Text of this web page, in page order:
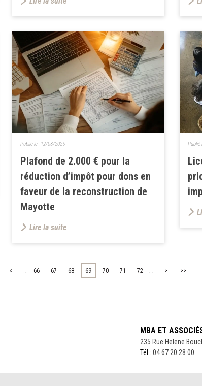
Plafond de 2.000 € pour la
réduction d’impôt pour dons en
faveur de la reconstruction de
Mayotte
Publié le : 12/03/2025
Lire la suite
Publié
< ... 66 67 68 69 70 71 72 ... > >>
MBA ET
235 Rue Helene
Tél : 04 67 20 28 00